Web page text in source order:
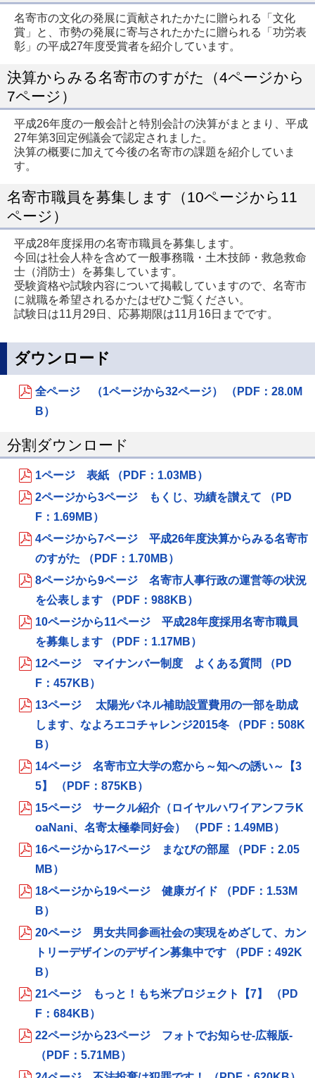
名寄市の文化の発展に貢献されたかたに贈られる「文化
賞」と、市勢の発展に寄与されたかたに贈られる「功労表
彰」の平成27年度受賞者を紹介しています。
決算からみる名寄市のすがた（4ページから
7ページ）
平成26年度の一般会計と特別会計の決算がまとまり、平成
27年第3回定例議会で認定されました。
決算の概要に加えて今後の名寄市の課題を紹介していま
す。
名寄市職員を募集します（10ページから11
ページ）
平成28年度採用の名寄市職員を募集します。
今回は社会人枠を含めて一般事務職・土木技師・救急救命
士（消防士）を募集しています。
受験資格や試験内容について掲載していますので、名寄市
に就職を希望されるかたはぜひご覧ください。
試験日は11月29日、応募期限は11月16日までです。
ダウンロード
全ページ （1ページから32ページ） （PDF：28.0M
B）
分割ダウンロード
1ページ 表紙 （PDF：1.03MB）
2ページから3ページ もくじ、功績を讃えて （PD
F：1.69MB）
4ページから7ページ 平成26年度決算からみる名寄市
のすがた （PDF：1.70MB）
8ページから9ページ 名寄市人事行政の運営等の状況
を公表します （PDF：988KB）
10ページから11ページ 平成28年度採用名寄市職員
を募集します （PDF：1.17MB）
12ページ マイナンバー制度 よくある質問 （PD
F：457KB）
13ページ 太陽光パネル補助設置費用の一部を助成
します、なよろエコチャレンジ2015冬 （PDF：508K
B）
14ページ 名寄市立大学の窓から～知への誘い～【3
5】 （PDF：875KB）
15ページ サークル紹介（ロイヤルハワイアンフラK
oaNani、名寄太極拳同好会） （PDF：1.49MB）
16ページから17ページ まなびの部屋 （PDF：2.05
MB）
18ページから19ページ 健康ガイド （PDF：1.53M
B）
20ページ 男女共同参画社会の実現をめざして、カン
トリーデザインのデザイン募集中です （PDF：492K
B）
21ページ もっと！もち米プロジェクト【7】 （PD
F：684KB）
22ページから23ページ フォトでお知らせ‐広報版‐
（PDF：5.71MB）